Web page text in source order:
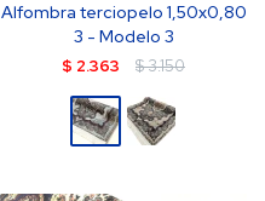
Alfombra terciopelo 1,50x0,80
3 - Modelo 3
$ 2.363 $3.150